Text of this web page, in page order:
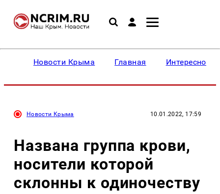
Новости Крыма Главная Интересное
Новости Крыма 10.01.2022, 17:59
Названа группа крови,
носители которой
склонны к одиночеству